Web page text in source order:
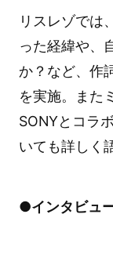
リスレゾでは
った経緯や、
か？など、作
を実施。また
SONYとコラ
いても詳しく
●インタビュ